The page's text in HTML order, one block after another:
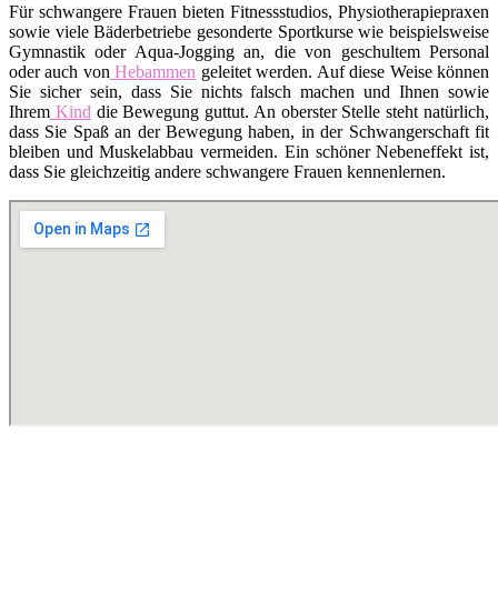
Für schwangere Frauen bieten Fitnessstudios, Physiotherapiepraxen
sowie viele Bäderbetriebe gesonderte Sportkurse wie beispielsweise
Gymnastik oder Aqua-Jogging an, die von geschultem Personal
oder auch von Hebammen geleitet werden. Auf diese Weise können
Sie sicher sein, dass Sie nichts falsch machen und Ihnen sowie
Ihrem Kind die Bewegung guttut. An oberster Stelle steht natürlich,
dass Sie Spaß an der Bewegung haben, in der Schwangerschaft fit
bleiben und Muskelabbau vermeiden. Ein schöner Nebeneffekt ist,
dass Sie gleichzeitig andere schwangere Frauen kennenlernen.